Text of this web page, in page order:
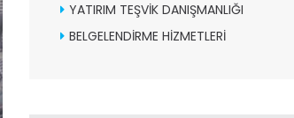
YATIRIM TEŞVİK DANIŞMANLIĞI
BELGELENDİRME HİZMETLERİ